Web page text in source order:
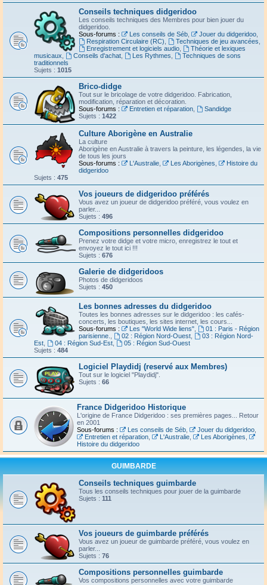
Conseils techniques didgeridoo
Les conseils techniques des Membres pour bien jouer du
didgeridoo.
Sous-forums :
Les conseils de Séb, Jouer du didgeridoo,
Respiration Circulaire (RC)
Techniques de jeu avancées
Enregistrement et logiciels audio,
Théorie et lexiques
musicaux
Conseils d'achat, Les Rythmes
Techniques de sons
traditionnels
Sujets : 1015
Brico-didge
Tout sur le bricolage de votre didgeridoo. Fabrication,
modification, réparation et décoration.
Sous-forums :
Entretien et réparation,
Sandidge
Sujets : 1422
Culture Aborigène en Australie
La culture
Aborigène en Australie à travers la peinture, les légendes, la vie
de tous les jours
Sous-forums :
L'Australie, Les Aborigènes
Histoire du
didgeridoo
Sujets : 475
Vos joueurs de didgeridoo préférés
Vous avez un joueur de didgeridoo préféré, vous voulez en
parler...
Sujets : 496
Compositions personnelles didgeridoo
Prenez votre didge et votre micro, enregistrez le tout et
envoyez le tout ici !!!
Sujets : 676
Galerie de didgeridoos
Photos de didgeridoos
Sujets : 450
Les bonnes adresses du didgeridoo
Toutes les bonnes adresses sur le didgeridoo : les cafés-
concerts, les boutiques, les sites internet, les cours...
Sous-forums :
Les "World Wide liens",
01 : Paris - Région
parisienne.
02 : Région Nord-Ouest,
03 : Région Nord-
Est
04 : Région Sud-Est,
05 : Région Sud-Ouest
Sujets : 484
Logiciel Playdidj (reservé aux Membres)
Tout sur le logiciel "Playdidj".
Sujets : 66
France Didgeridoo Historique
L'origine de France Didgeridoo : ses premières pages... Retour
en 2001
Sous-forums :
Les conseils de Séb, Jouer du didgeridoo,
Entretien et réparation, L'Australie, Les Aborigènes
Histoire du didgeridoo
GUIMBARDE
Conseils techniques guimbarde
Tous les conseils techniques pour jouer de la guimbarde
Sujets : 111
Vos joueurs de guimbarde préférés
Vous avez un joueur de guimbarde préféré, vous voulez en
parler...
Sujets : 76
Compositions personnelles guimbarde
Vos compositions personnelles avec votre guimbarde